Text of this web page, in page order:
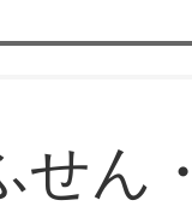
せん